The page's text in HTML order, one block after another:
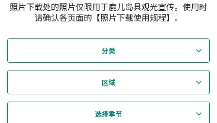
照片下载处的照片仅限用于鹿儿岛县观光宣传。使用时
请确认各页面的【照片下载使用规程】。
分类
区域
选择季节